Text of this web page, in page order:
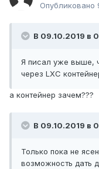
Опубликовано
В 09.10.2019 в
Я писал уже выше,
через LXC
а контейнер зачем???
В 09.10.2019 в
Только пока не
возможность дать